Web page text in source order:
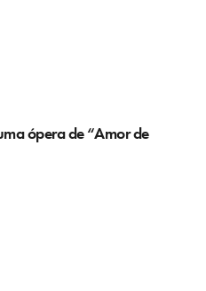
ópera de “Amor de